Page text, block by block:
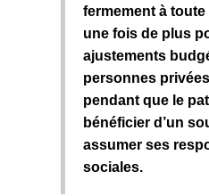
fermement à
une fois de plus
ajustements
personnes
pendant que le
bénéficier d’un
assumer ses
sociales.